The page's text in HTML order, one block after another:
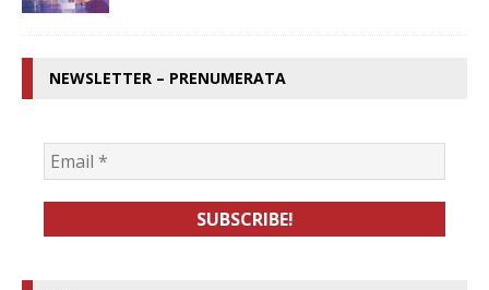
NEWSLETTER – PRENUMERATA